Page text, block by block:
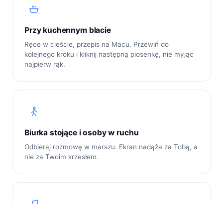
Przy kuchennym blacie
Ręce w cieście, przepis na Macu. Przewiń do
kolejnego kroku i kliknij następną piosenkę, nie myjąc
najpierw rąk.
Biurka stojące i osoby w ruchu
Odbieraj rozmowę w marszu. Ekran nadąża za Tobą, a
nie za Twoim krzesłem.